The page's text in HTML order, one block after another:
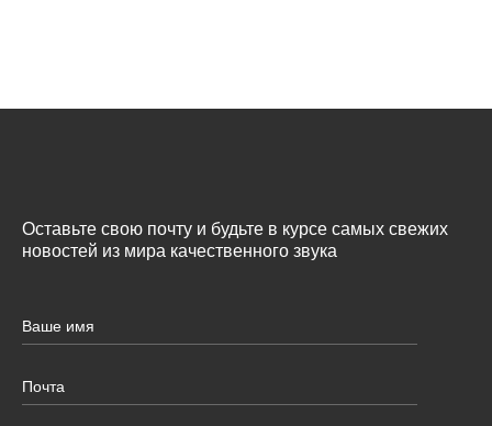
Оставьте свою почту и будьте в курсе самых свежих
новостей из мира качественного звука